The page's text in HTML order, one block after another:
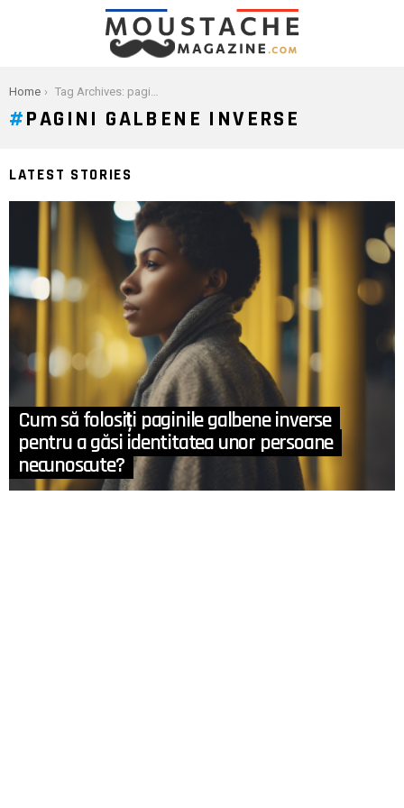
You are here:
Home Tag Archives: pagini galbene inverse
PAGINI GALBENE INVERSE
LATEST STORIES
Cum să folosiți paginile galbene inverse
pentru a găsi identitatea unor persoane
necunoscute?